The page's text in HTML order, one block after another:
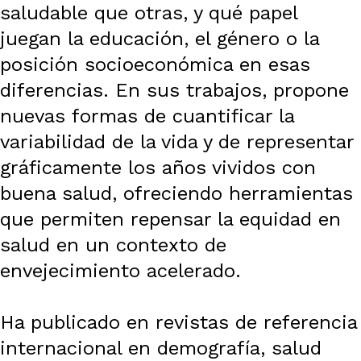
saludable que otras, y qué papel
juegan la educación, el género o la
posición socioeconómica en esas
diferencias. En sus trabajos, propone
nuevas formas de cuantificar la
variabilidad de la vida y de representar
gráficamente los años vividos con
buena salud, ofreciendo herramientas
que permiten repensar la equidad en
salud en un contexto de
envejecimiento acelerado.
Ha publicado en revistas de referencia
internacional en demografía, salud